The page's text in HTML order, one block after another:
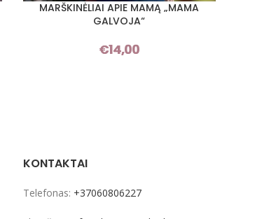
PASIRINKTI SAVYBES
MARŠKINĖLIAI APIE MAMĄ „MAMA
GALVOJA“
€14,00
KONTAKTAI
Telefonas: +37060806227